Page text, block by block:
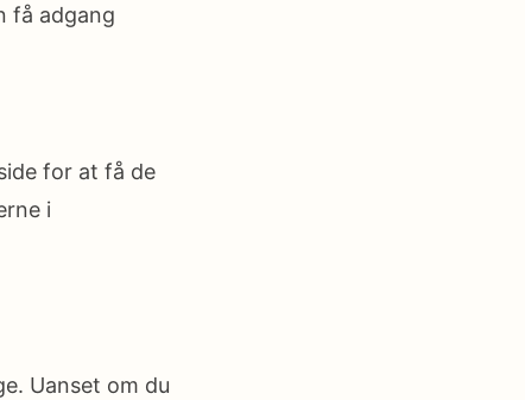
få adgang
for at få de
i
Uanset om du